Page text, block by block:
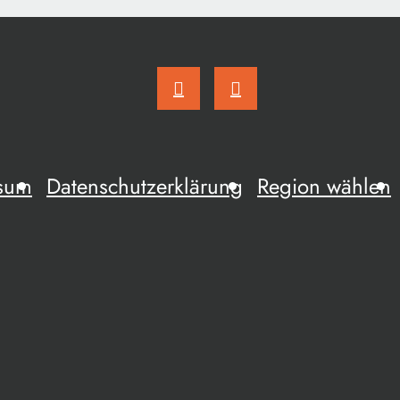
Datenschutzerklärung Region wählen